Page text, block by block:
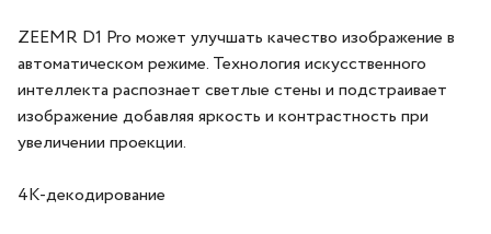
ZEEMR D1 Pro может улучшать качество изображение в
автоматическом режиме. Технология искусственного
интеллекта распознает светлые стены и подстраивает
изображение добавляя яркость и контрастность при
увеличении проекции.
4К-декодирование